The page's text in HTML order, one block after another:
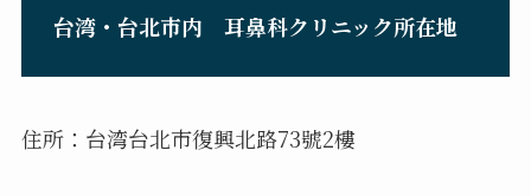
台湾・ 台北市内 耳鼻科クリニック所在地
住所：台湾台北市復興北路73號2樓